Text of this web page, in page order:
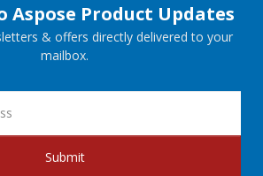
Aspose Product Updates
& offers directly delivered to your
mailbox.
Submit